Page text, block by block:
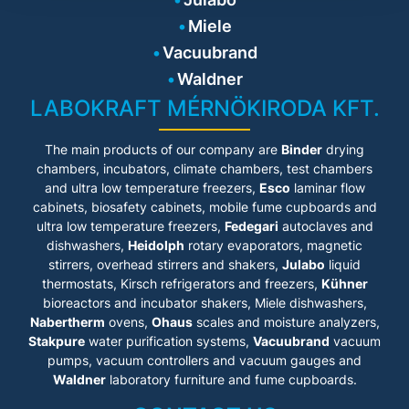
Miele
Vacuubrand
Waldner
LABOKRAFT MÉRNÖKIRODA KFT.
The main products of our company are Binder drying
chambers, incubators, climate chambers, test chambers
and ultra low temperature freezers, Esco laminar flow
cabinets, biosafety cabinets, mobile fume cupboards and
ultra low temperature freezers, Fedegari autoclaves and
dishwashers, Heidolph rotary evaporators, magnetic
stirrers, overhead stirrers and shakers, Julabo liquid
thermostats, Kirsch refrigerators and freezers, Kühner
bioreactors and incubator shakers, Miele dishwashers,
Nabertherm ovens, Ohausscales and moisture analyzers,
Stakpure water purification systems, Vacuubrand vacuum
pumps, vacuum controllers and vacuum gauges and
Waldnerlaboratory furniture and fume cupboards.